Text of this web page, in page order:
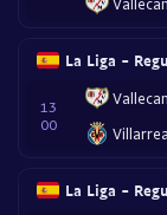
La Liga -
13
00
La Liga -